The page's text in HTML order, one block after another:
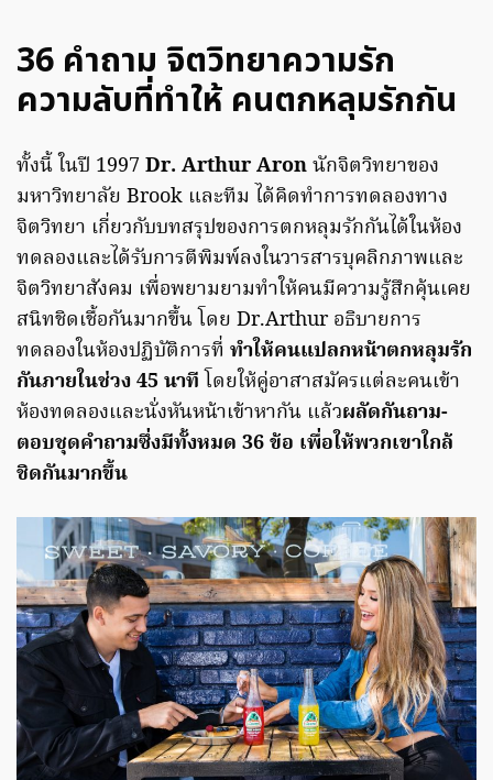
36 คำถาม จิตวิทยาความรัก
ความลับที่ทำให้ คนตกหลุมรักกัน
ทั้งนี้ ในปี 1997Dr. Arthur Aronนักจิตวิทยาของ
มหาวิทยาลัย Brook และทีม ได้คิดทำการทดลองทาง
จิตวิทยา เกี่ยวกับบทสรุปของการตกหลุมรักกันได้ในห้อง
ทดลองและได้รับการตีพิมพ์ลงในวารสารบุคลิกภาพและ
จิตวิทยาสังคม เพื่อพยามยามทำให้คนมีความรู้สึกคุ้นเคย
สนิทชิดเชื้อกันมากขึ้น โดย Dr.Arthur อธิบายการ
ทดลองในห้องปฏิบัติการที่ ทำให้คนแปลกหน้าตกหลุมรัก
กันภายในช่วง 45 นาที โดยให้คู่อาสาสมัครแต่ละคนเข้า
ห้องทดลองและนั่งหันหน้าเข้าหากัน แล้วผลัดกันถาม-
ตอบชุดคำถามซึ่งมีทั้งหมด 36 ข้อ เพื่อให้พวกเขาใกล้
ชิดกันมากขึ้น